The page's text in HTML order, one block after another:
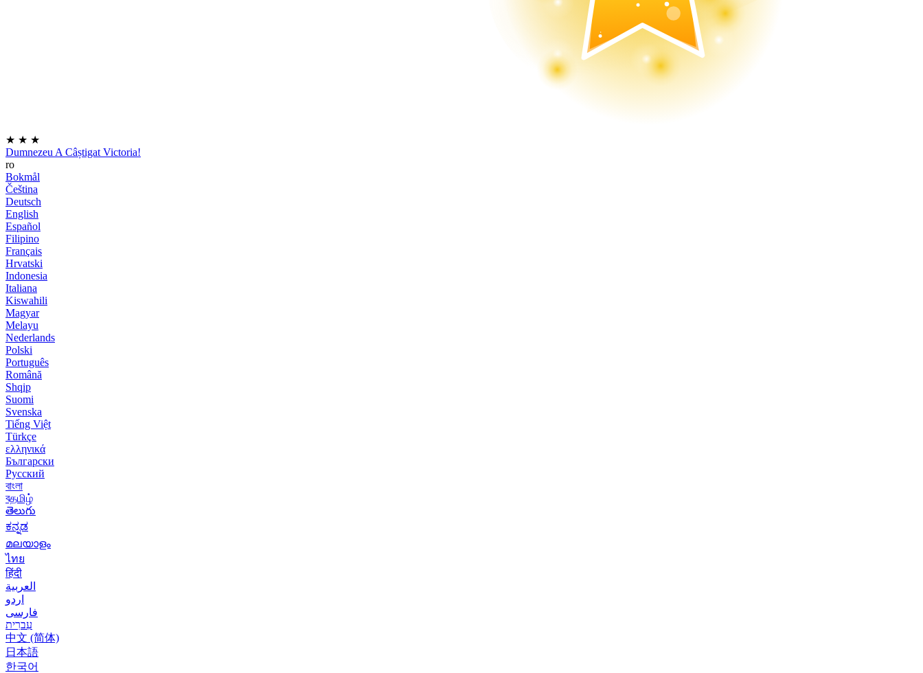
★ ★ ★
Dumnezeu A Câștigat Victoria!
ro
Bokmål
Čeština
Deutsch
English
Español
Filipino
Français
Hrvatski
Indonesia
Italiana
Kiswahili
Magyar
Melayu
Nederlands
Polski
Português
Română
Shqip
Suomi
Svenska
Tiếng Việt
Türkçe
ελληνικά
Български
Русский
বাংলা
বதமிழ்
తెలుగు
ಕನ್ನಡ
മലയാളം
ไทย
हिंदी
العربية
اردو
فارسی
עִברִית
中文 (简体)
日本語
한국어